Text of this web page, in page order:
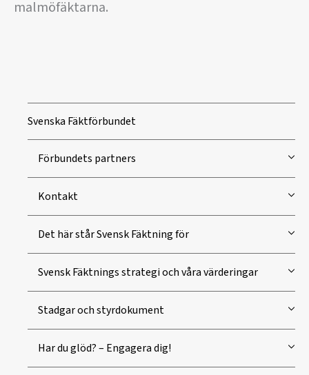
malmöfäktarna.
Svenska Fäktförbundet
Förbundets partners
Kontakt
Det här står Svensk Fäktning för
Svensk Fäktnings strategi och våra värderingar
Stadgar och styrdokument
Har du glöd? – Engagera dig!